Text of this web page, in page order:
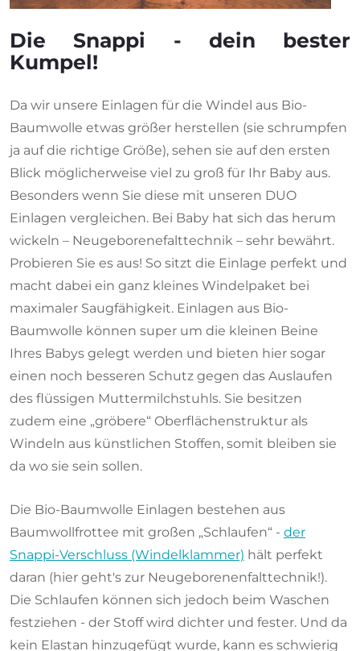
Die Snappi - dein bester
Kumpel!
Da wir unsere Einlagen für die Windel aus Bio-
Baumwolle etwas größer herstellen (sie schrumpfen
ja auf die richtige Größe), sehen sie auf den ersten
Blick möglicherweise viel zu groß für Ihr Baby aus.
Besonders wenn Sie diese mit unseren DUO
Einlagen vergleichen. Bei Baby hat sich das herum
wickeln – Neugeborenefalttechnik – sehr bewährt.
Probieren Sie es aus! So sitzt die Einlage perfekt und
macht dabei ein ganz kleines Windelpaket bei
maximaler Saugfähigkeit. Einlagen aus Bio-
Baumwolle können super um die kleinen Beine
Ihres Babys gelegt werden und bieten hier sogar
einen noch besseren Schutz gegen das Auslaufen
des flüssigen Muttermilchstuhls. Sie besitzen
zudem eine „gröbere“ Oberflächenstruktur als
Windeln aus künstlichen Stoffen, somit bleiben sie
da wo sie sein sollen.
Die Bio-Baumwolle Einlagen bestehen aus
Baumwollfrottee mit großen „Schlaufen“ - der
Snappi-Verschluss (Windelklammer) hält perfekt
daran (hier geht's zur Neugeborenenfalttechnik!).
Die Schlaufen können sich jedoch beim Waschen
festziehen - der Stoff wird dichter und fester. Und da
kein Elastan hinzugefügt wurde, kann es schwierig